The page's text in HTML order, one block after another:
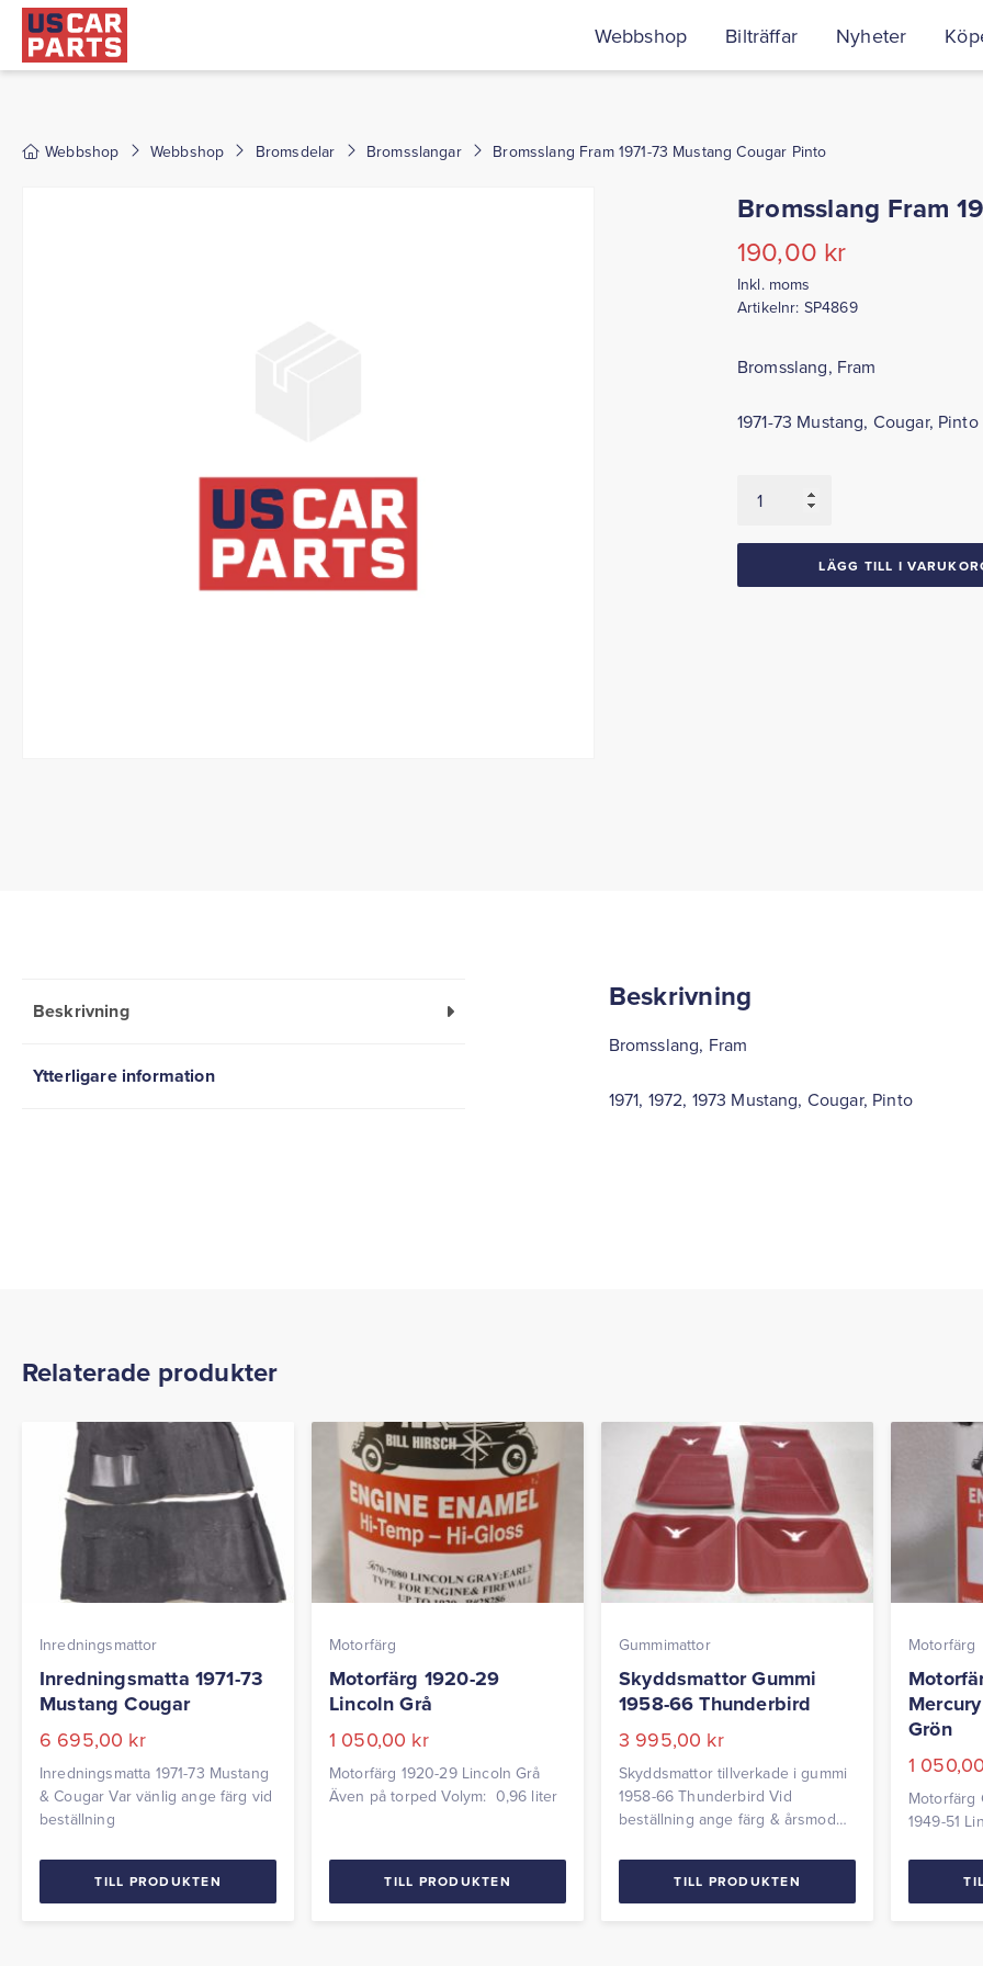
Webbshop Bilträffar Nyheter
Webbshop Webbshop Bromsdelar Bromsslangar Bromsslang Fram 1971-73 Mustang Cougar Pinto
Bromsslang Fram
190,00 kr
Inkl. moms
Artikelnr: SP4869
Bromsslang, Fram
1971-73 Mustang, Cougar, Pinto
Fram
LÄGG TILL I
Beskrivning
Ytterligare information
Beskrivning
Bromsslang, Fram
1971, 1972, 1973 Mustang, Cougar, Pinto
Relaterade produkter
Inredningsmattor
Inredningsmatta 1971-73
Mustang Cougar
6 695,00 kr
Inredningsmatta 1971-73 Mustang
& Cougar Var vänlig ange färg vid
beställning
TILL PRODUKTEN
Motorfärg
Motorfärg 1920-29
Lincoln Grå
1 050,00 kr
Motorfärg 1920-29 Lincoln Grå
Även på torped Volym: 0,96 liter
TILL PRODUKTEN
Gummimattor
Skyddsmattor Gummi
1958-66 Thunderbird
3 995,00 kr
Skyddsmattor tillverkade i gummi
1958-66 Thunderbird Vid
beställning ange färg & årsmodell.
TILL PRODUKTEN
Motorfärg
Grön
1
Motorfärg
1949-51